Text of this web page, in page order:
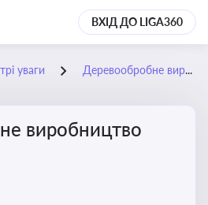
ВХІД ДО LIGA360
уваги Деревообробне виробництво
виробництво